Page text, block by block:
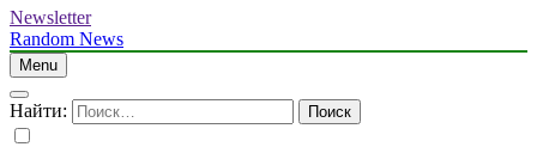
Newsletter
Random News
Menu
Найти: